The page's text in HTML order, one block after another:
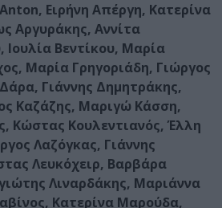
Ειρήνη Απέργη, Κατερίνα
Αργυράκης, Αννίτα
Βεντίκου, Μαρία
Μαρία Γρηγοριάδη, Γιώργος
Γιάννης Δημητράκης,
Καζάζης, Μαριγώ Κάσση,
Κώστας Κουλεντιανός, Έλλη
Λαζόγκας, Γιάννης
Λευκόχειρ, Βαρβάρα
Λιναρδάκης, Μαριάννα
Κατερίνα Μαρούδα,